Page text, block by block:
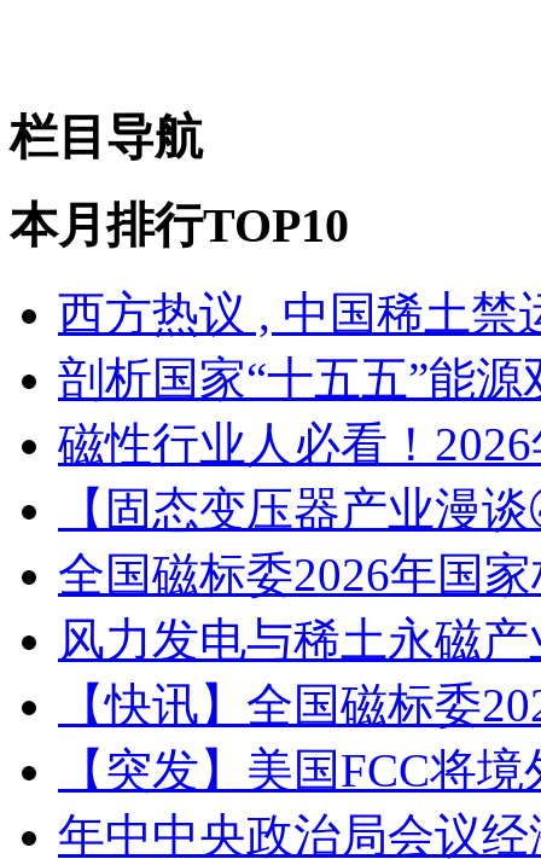
栏目导航
本月排行TOP10
西方热议 , 中国稀土
剖析国家“十五五”能
磁性行业人必看！
【固态变压器产业漫
全国磁标委2026年国
风力发电与稀土永磁
【快讯】全国磁标委
【突发】美国FCC将
年中中央政治局会议